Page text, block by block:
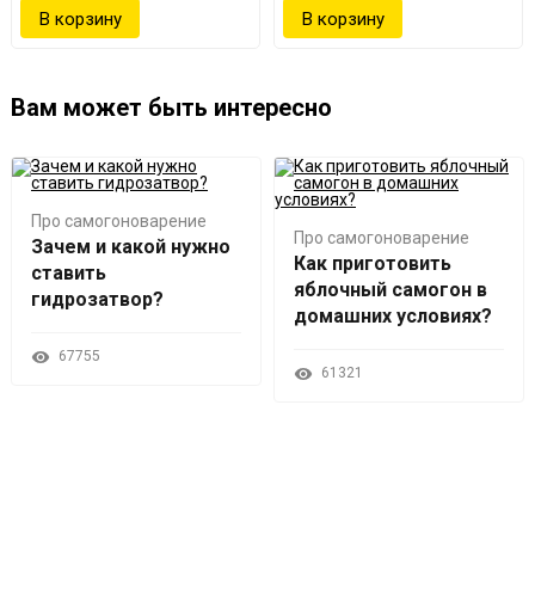
Вам может быть интересно
Про самогоноварение
Зачем и какой нужно
ставить
гидрозатвор?
67755
Про самогоноварение
Как приготовить
яблочный самогон в
домашних условиях?
61321